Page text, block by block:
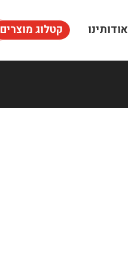
אודותינו קטלוג מוצרים